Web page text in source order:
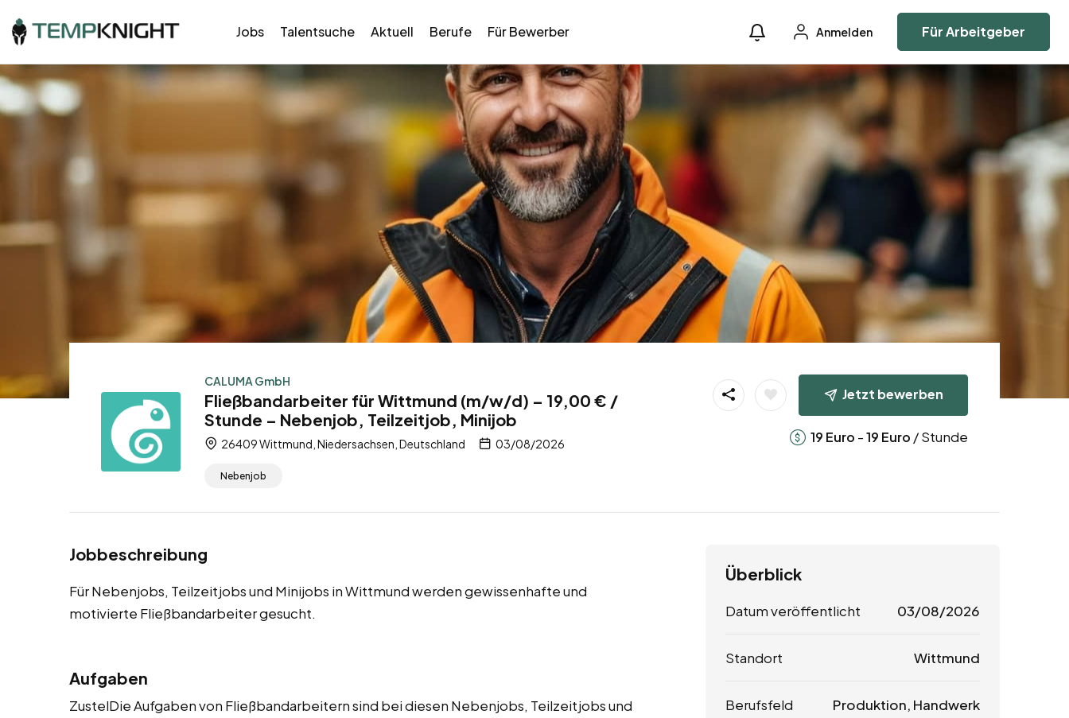
Jobs Talentsuche Aktuell Berufe Für Bewerber Anmelden Für Arbeitgeber
CALUMA GmbH
Fließbandarbeiter für Wittmund (m/w/d) – 19,00 € /
Stunde – Nebenjob, Teilzeitjob, Minijob
26409 Wittmund, Niedersachsen, Deutschland 03/08/2026
Nebenjob
Jetzt bewerben
19 Euro -19 Euro / Stunde
Jobbeschreibung
Für Nebenjobs, Teilzeitjobs und Minijobs in Wittmund werden gewissenhafte und
motivierte Fließbandarbeiter gesucht.
Aufgaben
ZustelDie Aufgaben von Fließbandarbeitern sind bei diesen Nebenjobs, Teilzeitjobs und
Überblick
Datum veröffentlicht 03/08/2026
Standort Wittmund
Berufsfeld Produktion, Handwerk